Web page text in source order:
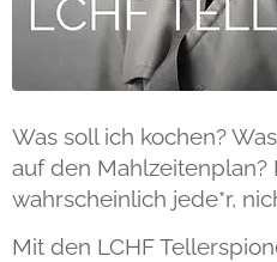
Was soll ich kochen?
auf den Mahlzeitenplan?
wahrscheinlich jede*r,
Mit den LCHF